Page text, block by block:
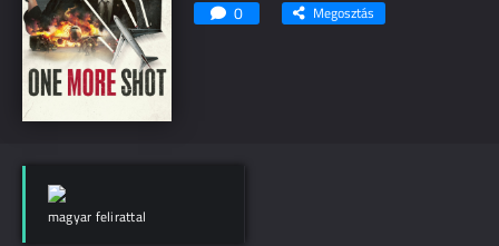
0 Megosztás
magyar felirattal